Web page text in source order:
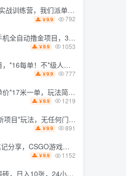
直接变现，三大*模块带你构建Al设计x派单变现的完整闭环
￥9.9 792
台手机一天200+，保姆级教程及全套工具【揭秘】
￥9.9 1053
人人可冲，零门槛上手（更新0807）
￥9.9 777
单，0基础也能轻松上手（更新08月07日）
￥9.9 1219
简单，人人都可做，拉新佣金*13米每单（更新08月07日）
￥9.9 891
砖，小白看了当天学会见收益【揭秘】
￥9.9 1152
直接变现，三大*模块带你构建Al设计x派单变现的完整闭环
￥9.9 792
台手机一天200+，保姆级教程及全套工具【揭秘】
￥9.9 1053
人人可冲，零门槛上手（更新0807）
￥9.9 777
单，0基础也能轻松上手（更新08月07日）
￥9.9 1219
简单，人人都可做，拉新佣金*13米每单（更新08月07日）
￥9.9 891
砖，小白看了当天学会见收益【揭秘】
￥9.9 1152
自动运行，无需人工值守，绿色稳定！【揭秘】